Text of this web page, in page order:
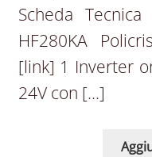
Scheda
HF280KA
[link] 1 Inverter
24V con […]